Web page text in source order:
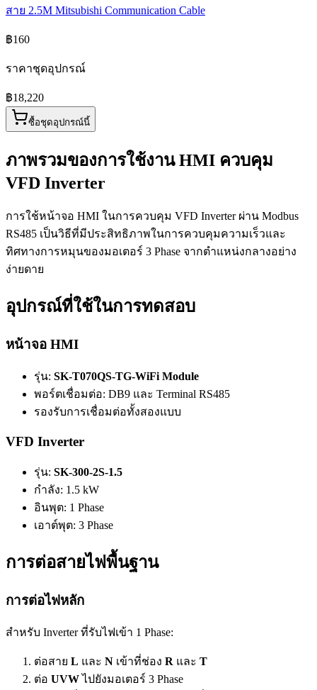
สาย 2.5M Mitsubishi Communication Cable
฿160
ราคาชุดอุปกรณ์
฿18,220
ซื้อชุดอุปกรณ์นี้
ภาพรวมของการใช้งาน HMI ควบคุม
VFD Inverter
การใช้หน้าจอ HMI ในการควบคุม VFD Inverter ผ่าน Modbus
RS485 เป็นวิธีที่มีประสิทธิภาพในการควบคุมความเร็วและ
ทิศทางการหมุนของมอเตอร์ 3 Phase จากตำแหน่งกลางอย่าง
ง่ายดาย
อุปกรณ์ที่ใช้ในการทดสอบ
หน้าจอ HMI
รุ่น: SK-T070QS-TG-WiFi Module
พอร์ตเชื่อมต่อ: DB9 และ Terminal RS485
รองรับการเชื่อมต่อทั้งสองแบบ
VFD Inverter
รุ่น: SK-300-2S-1.5
กำลัง: 1.5 kW
อินพุต: 1 Phase
เอาต์พุต: 3 Phase
การต่อสายไฟพื้นฐาน
การต่อไฟหลัก
สำหรับ Inverter ที่รับไฟเข้า 1 Phase:
ต่อสาย L และ N เข้าที่ช่อง R และ T
ต่อ UVWไปยังมอเตอร์ 3 Phase